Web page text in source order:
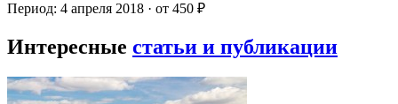
Период: 4 апреля 2018 · от 450 ₽
Интересные статьи и публикации